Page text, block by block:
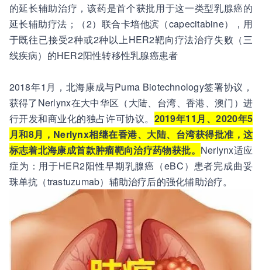
的延长辅助治疗，该药是首个获批用于这一类型乳腺癌的
延长辅助疗法；（2）联合卡培他滨（capecitabine），用
于既往已接受2种或2种以上HER2靶向疗法治疗失败（三
线疾病）的HER2阳性转移性乳腺癌患者
2018年1月，北海康成与Puma Biotechnology签署协议，
获得了Nerlynx在大中华区（大陆、台湾、香港、澳门）进
行开发和商业化的独占许可协议。 2019年11月、2020年5
月和8月，Nerlynx相继在香港、大陆、台湾获得批准，这
标志着北海康成首款肿瘤靶向治疗药物获批。 Nerlynx适应
症为：用于HER2阳性早期乳腺癌（eBC）患者完成曲妥
珠单抗（trastuzumab）辅助治疗后的强化辅助治疗。